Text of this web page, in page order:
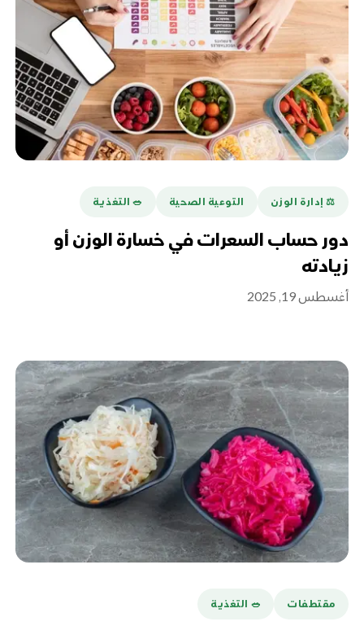
⚖️ إدارة الوزن التوعية الصحية 🥗 التغذية
دور حساب السعرات في خسارة الوزن أو
زيادته
أغسطس 19, 2025
مقتطفات 🥗 التغذية